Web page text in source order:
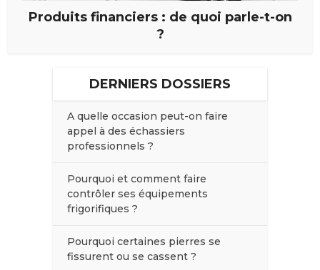
Produits financiers : de quoi parle-t-on
?
DERNIERS DOSSIERS
A quelle occasion peut-on faire
appel à des échassiers
professionnels ?
Pourquoi et comment faire
contrôler ses équipements
frigorifiques ?
Pourquoi certaines pierres se
fissurent ou se cassent ?